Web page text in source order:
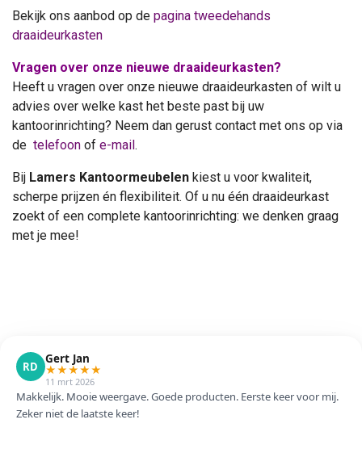
Bekijk ons aanbod op de pagina tweedehands
draaideurkasten
Vragen over onze nieuwe draaideurkasten?
Heeft u vragen over onze nieuwe draaideurkasten of wilt u
advies over welke kast het beste past bij uw
kantoorinrichting? Neem dan gerust contact met ons op via
de telefoon of e-mail.
Bij Lamers Kantoormeubelen kiest u voor kwaliteit,
scherpe prijzen én flexibiliteit. Of u nu één draaideurkast
zoekt of een complete kantoorinrichting: we denken graag
met je mee!
RD
Gert Jan
★★★★★
11 mrt 2026
Makkelijk. Mooie weergave. Goede producten. Eerste keer voor mij.
Zeker niet de laatste keer!